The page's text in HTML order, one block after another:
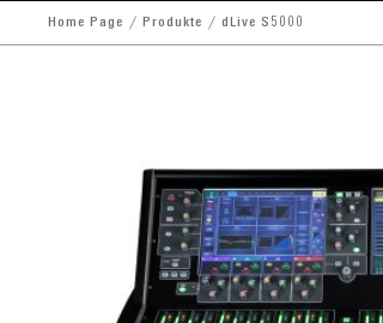
Home Page Produkte dLive S5000